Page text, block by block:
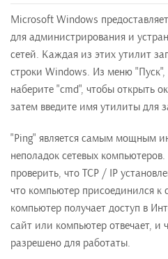
Microsoft Windows
для администрирования и
сетей. Каждая из этих утилит
строки Windows. Из меню
наберите "cmd", чтобы открыть
затем введите имя утилиты для
"Ping" является самым мощным
неполадок сетевых
проверить, что TCP / IP
что компьютер присоединился к
компьютер получает доступ в
сайт или компьютер отвечает, и
разрешено для работаты.